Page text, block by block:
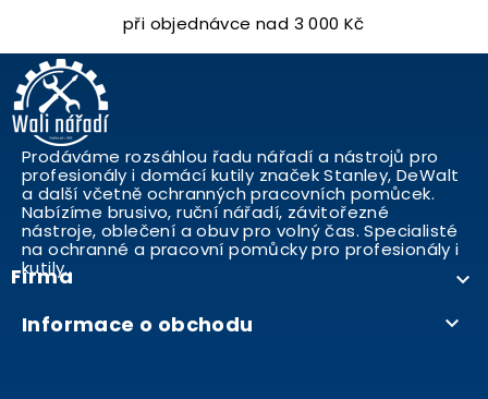
při objednávce nad 3 000 Kč
Prodáváme rozsáhlou řadu nářadí a nástrojů pro
profesionály i domácí kutily značek Stanley, DeWalt
a další včetně ochranných pracovních pomůcek.
Nabízíme brusivo, ruční nářadí, závitořezné
nástroje, oblečení a obuv pro volný čas. Specialisté
na ochranné a pracovní pomůcky pro profesionály i
kutily..
Firma 
Informace o obchodu 